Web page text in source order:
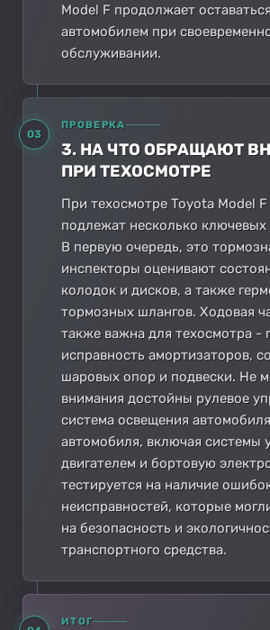
Model F продолжает
автомобилем при
обслуживании.
03
ПРОВЕРКА
3. НА ЧТО ОБРАЩАЮТ
ПРИ ТЕХОСМОТРЕ
При техосмотре Toyota Model
подлежат несколько ключевых
В первую очередь, это
инспекторы оценивают
колодок и дисков, а также
тормозных шлангов. Ходовая
также важна для техосмотра -
исправность амортизаторов,
шаровых опор и подвески. Не
внимания достойны рулевое
система освещения
автомобиля, включая системы
двигателем и бортовую
тестируется на наличие
неисправностей, которые
на безопасность и
транспортного средства.
ИТОГ